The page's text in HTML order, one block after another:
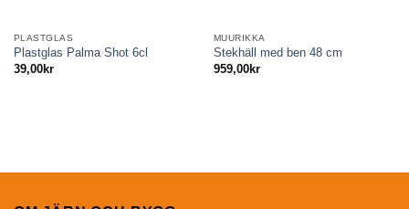
PLASTGLAS
Plastglas Palma Shot 6cl
39,00kr
MUURIKKA
Stekhäll med ben 48 cm
959,00kr